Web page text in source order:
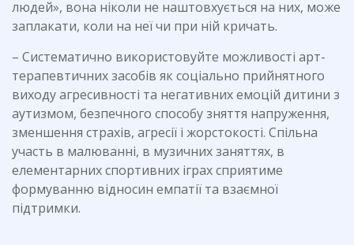
людей», вона ніколи не наштовхується на них, може
заплакати, коли на неї чи при ній кричать.
– Систематично використовуйте можливості арт-
терапевтичних засобів як соціально прийнятного
виходу агресивності та негативних емоцій дитини з
аутизмом, безпечного способу зняття напруження,
зменшення страхів, агресії і жорстокості. Спільна
участь в малюванні, в музичних заняттях, в
елементарних спортивних іграх сприятиме
формуванню відносин емпатії та взаємної
підтримки.